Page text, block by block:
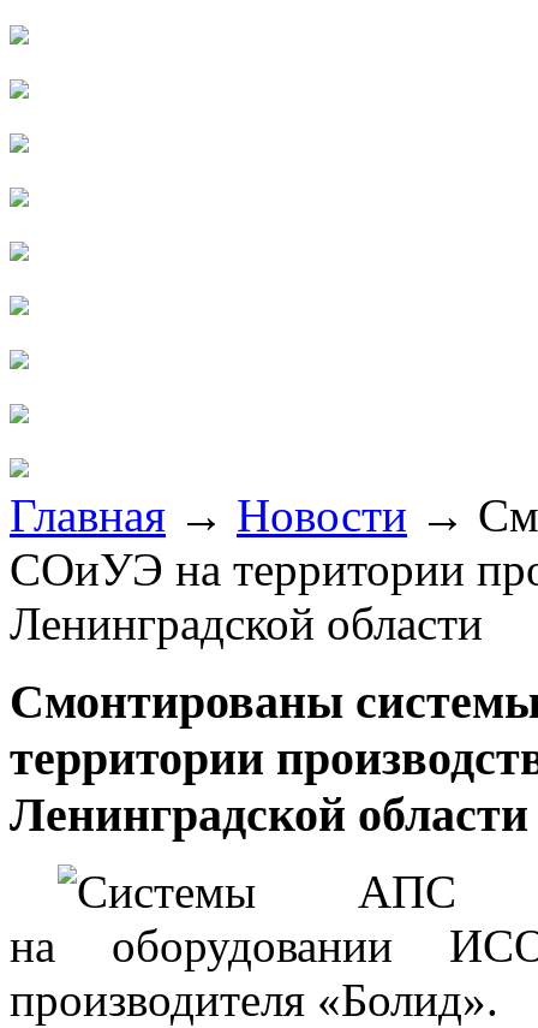
Главная → Новости →
СОиУЭ на территории
Ленинградской области
Смонтированы
территории
Ленинградской области
Системы АПС
на оборудовании
производителя «Болид».